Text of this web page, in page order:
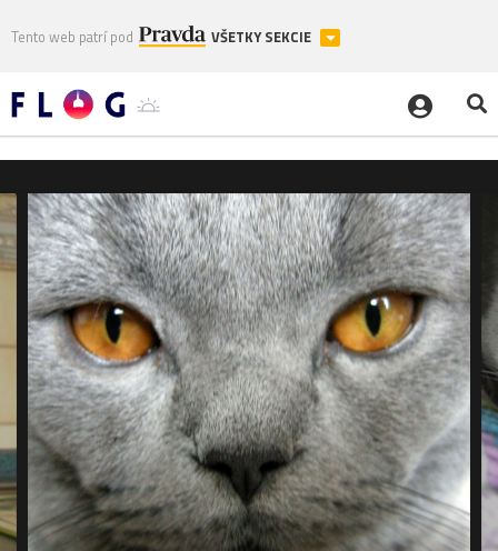
Tento web patrí pod VŠETKY SEKCIE